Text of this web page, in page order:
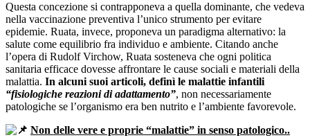
Questa concezione si contrapponeva a quella dominante, che vedeva
nella vaccinazione preventiva l’unico strumento per evitare
epidemie. Ruata, invece, proponeva un paradigma alternativo: la
salute come equilibrio fra individuo e ambiente. Citando anche
l’opera di Rudolf Virchow, Ruata sosteneva che ogni politica
sanitaria efficace dovesse affrontare le cause sociali e materiali della
malattia. In alcuni suoi articoli, definì le malattie infantili
“fisiologiche reazioni di adattamento”, non necessariamente
patologiche se l’organismo era ben nutrito e l’ambiente favorevole.
Non delle vere e proprie “malattie” in senso patologico..